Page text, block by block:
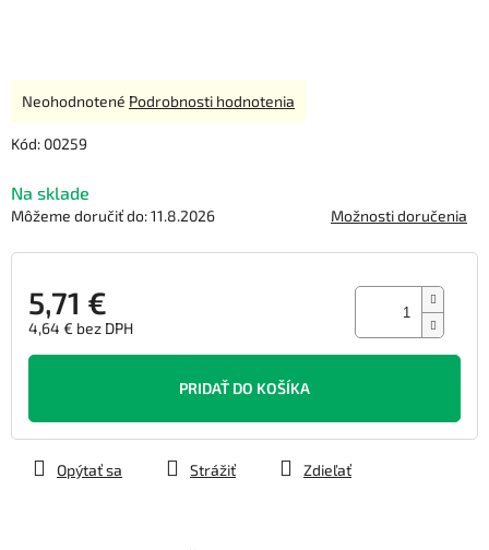
Kód: 00259
Na sklade
Môžeme doručiť do:11.8.2026 Možnosti doručenia
5,71 €
4,64 € bez DPH
Jednotková
PRIDAŤ DO KOŠÍKA
Opýtať sa Strážiť Zdieľať
Priemerné
produktu
z
5
Neohodnotené Podrobnosti hodnotenia